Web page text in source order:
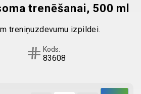
trenēšanai, 500 ml
treniņuzdevumu izpildei.
Kods:
83608